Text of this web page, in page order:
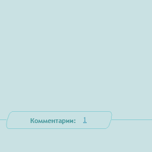
1